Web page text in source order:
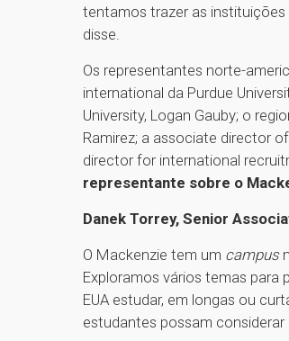
tentamos trazer as instituições
disse.
Os representantes norte-
international da Purdue
University, Logan Gauby; o
Ramirez; a associate director
director for international
representante sobre o
Danek Torrey, Senior
O Mackenzie tem um campus
Exploramos vários temas para
EUA estudar, em longas ou
estudantes possam